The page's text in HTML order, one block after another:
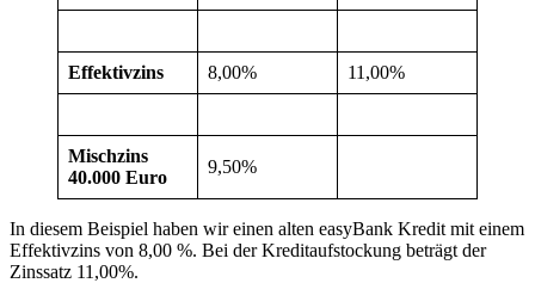
Effektivzins 8,00% 11,00%
Mischzins
40.000 Euro
9,50%
In diesem Beispiel haben wir einen alten easyBank Kredit mit einem
Effektivzins von 8,00 %. Bei der Kreditaufstockung beträgt der
Zinssatz 11,00%.